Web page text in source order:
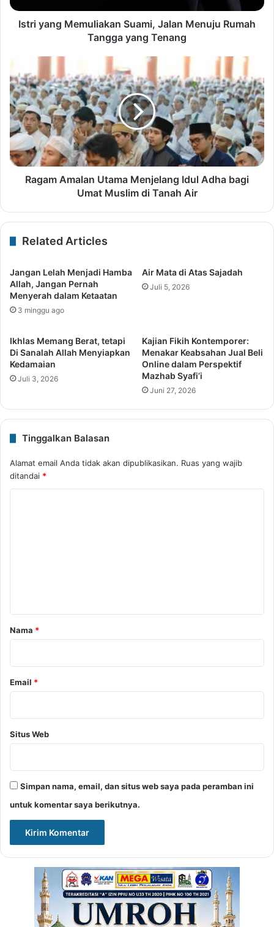
Istri yang Memuliakan Suami, Jalan Menuju Rumah
Tangga yang Tenang
Ragam Amalan Utama Menjelang Idul Adha bagi
Umat Muslim di Tanah Air
Related Articles
Jangan Lelah Menjadi Hamba
Allah, Jangan Pernah
Menyerah dalam Ketaatan
3 minggu ago
Air Mata di Atas Sajadah
Juli 5, 2026
Ikhlas Memang Berat, tetapi
Di Sanalah Allah Menyiapkan
Kedamaian
Juli 3, 2026
Kajian Fikih Kontemporer:
Menakar Keabsahan Jual Beli
Online dalam Perspektif
Mazhab Syafi’i
Juni 27, 2026
Tinggalkan Balasan
Alamat email Anda tidak akan dipublikasikan. Ruas yang wajib
ditandai *
rNama *
Email *
Situs Web
Simpan nama, email, dan situs web saya pada peramban ini
untuk komentar saya berikutnya.